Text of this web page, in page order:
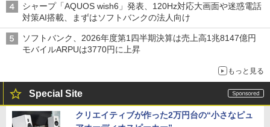
シャープ「AQUOS wish6」発表、120Hz対応大画面や迷惑電話
対策AI搭載、まずはソフトバンクの法人向け
ソフトバンク、2026年度第1四半期決算は売上高1兆8147億円
モバイルARPUは3770円に上昇
もっと見る
Special Site
クリエイティブが作った2万円台の“小さなピュ